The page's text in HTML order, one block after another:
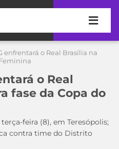
enfrentará o Real Brasília na
o Real
fase da Copa do
feira (8), em Teresópolis;
contra time do Distrito